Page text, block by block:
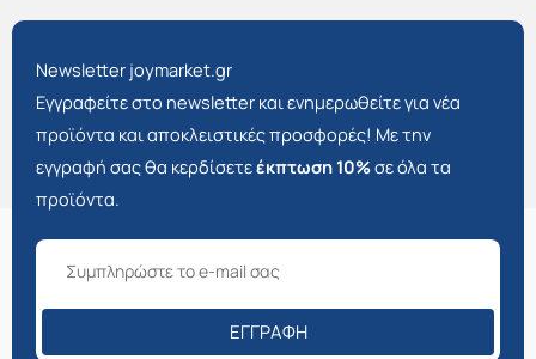
Newsletter joymarket.gr
Εγγραφείτε στο newsletter και ενημερωθείτε για νέα
προϊόντα και αποκλειστικές προσφορές! Με την
εγγραφή σας θα κερδίσετεέκπτωση 10%σε όλα τα
προϊόντα.
ΕΓΓΡΑΦΉ